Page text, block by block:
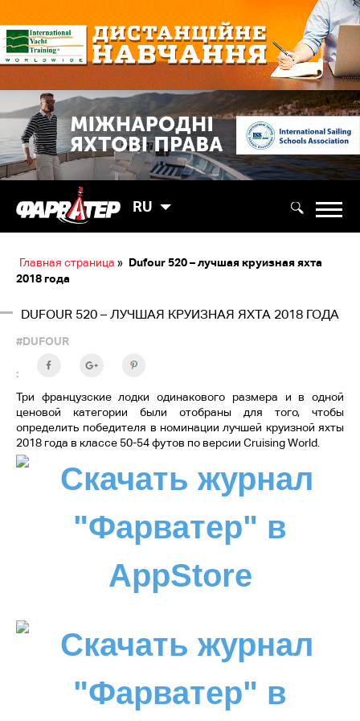
RU
Главная страница » Dufour 520 – лучшая круизная яхта
2018 года
DUFOUR 520 – ЛУЧШАЯ КРУИЗНАЯ ЯХТА 2018 ГОДА
#DUFOUR
:
Три французские лодки одинакового размера и в одной
ценовой категории были отобраны для того, чтобы
определить победителя в номинации лучшей круизной яхты
2018 года в классе 50-54 футов по версии Cruising World.